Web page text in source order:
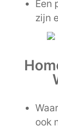
Een
zijn
ook